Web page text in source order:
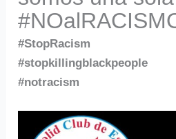
#StopRacism
#stopkillingblackpeople
#notracism